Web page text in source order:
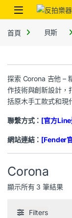
首頁 貝斯
探索 Corona 吉他 –
作技術與創新設計，
括原木手工款式和現
聯繫方式： [官方
網站連結： [Fender
Corona
顯示所有 3 筆結果
Filters